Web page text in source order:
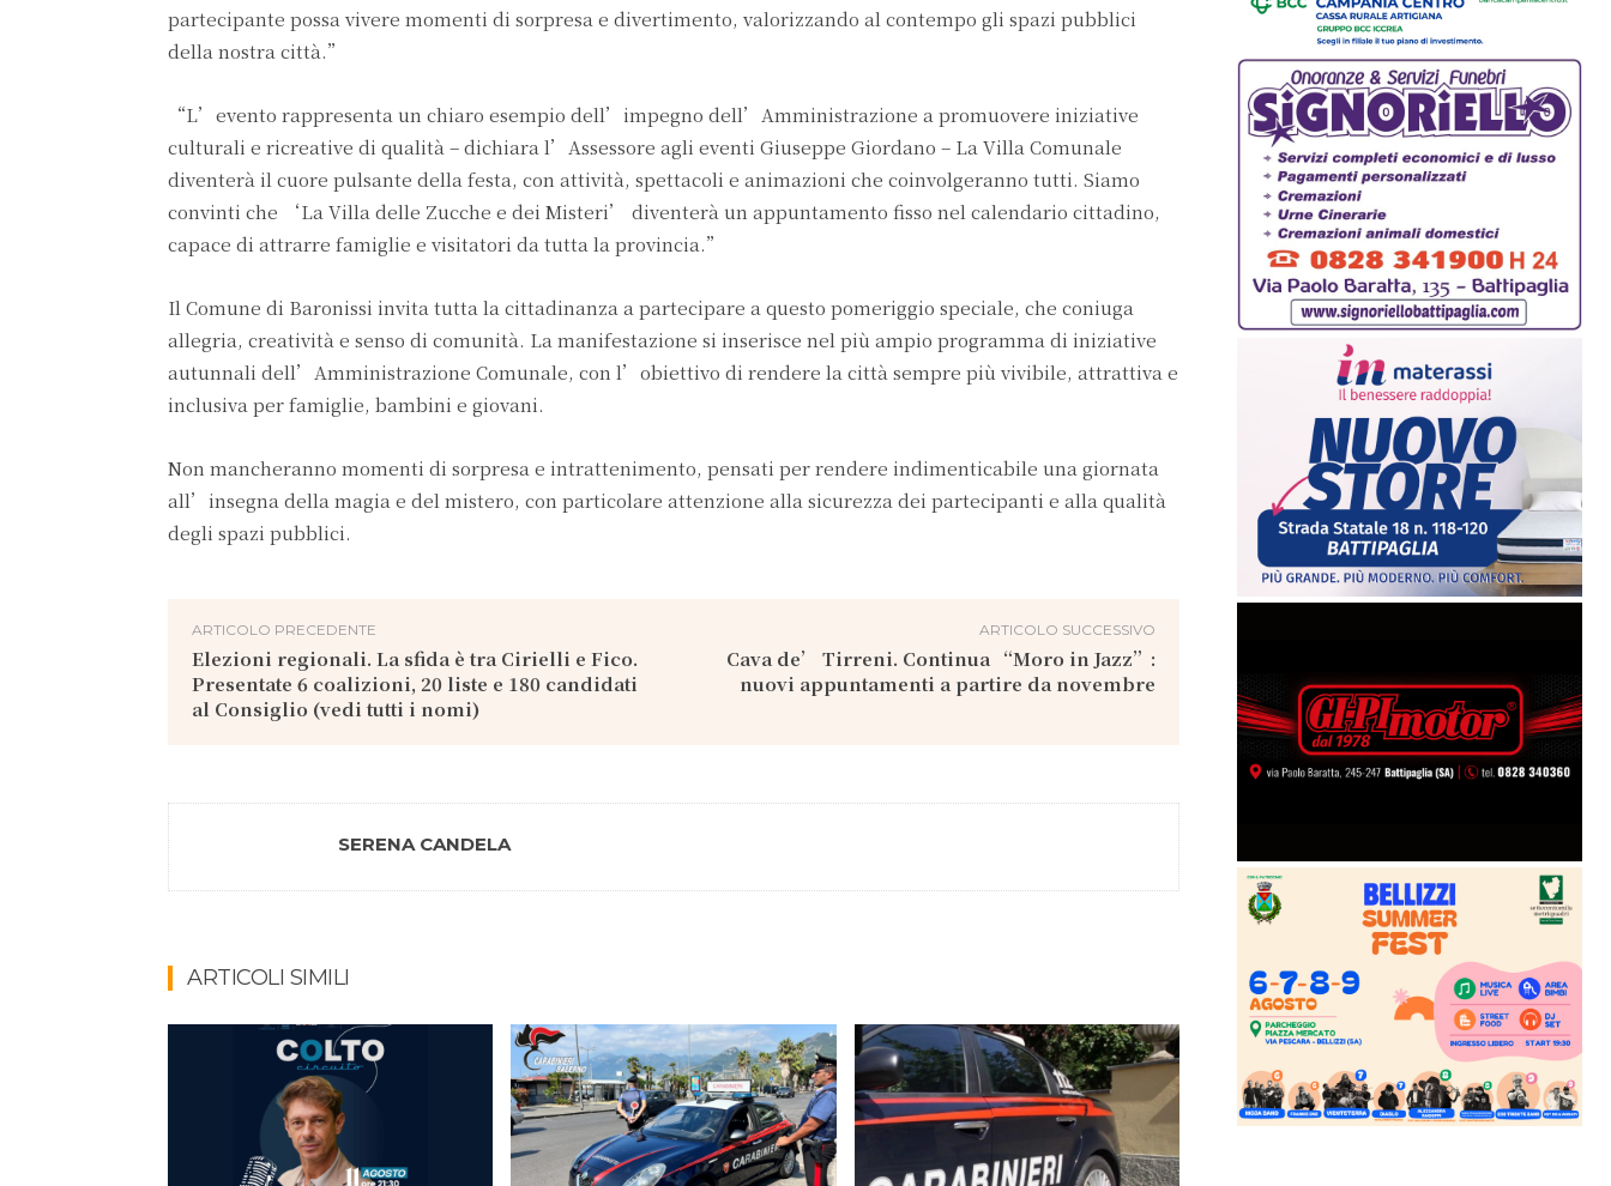
partecipante possa vivere momenti di sorpresa e divertimento, valorizzando al contempo gli spazi pubblici
della nostra città.”
“L’evento rappresenta un chiaro esempio dell’impegno dell’Amministrazione a promuovere iniziative
culturali e ricreative di qualità – dichiara l’Assessore agli eventi Giuseppe Giordano – La Villa Comunale
diventerà il cuore pulsante della festa, con attività, spettacoli e animazioni che coinvolgeranno tutti. Siamo
convinti che ‘La Villa delle Zucche e dei Misteri’ diventerà un appuntamento fisso nel calendario cittadino,
capace di attrarre famiglie e visitatori da tutta la provincia.”
Il Comune di Baronissi invita tutta la cittadinanza a partecipare a questo pomeriggio speciale, che coniuga
allegria, creatività e senso di comunità. La manifestazione si inserisce nel più ampio programma di iniziative
autunnali dell’Amministrazione Comunale, con l’obiettivo di rendere la città sempre più vivibile, attrattiva e
inclusiva per famiglie, bambini e giovani.
Non mancheranno momenti di sorpresa e intrattenimento, pensati per rendere indimenticabile una giornata
all’insegna della magia e del mistero, con particolare attenzione alla sicurezza dei partecipanti e alla qualità
degli spazi pubblici.
ARTICOLO PRECEDENTE
Elezioni regionali. La sfida è tra Cirielli e Fico.
Presentate 6 coalizioni, 20 liste e 180 candidati
al Consiglio (vedi tutti i nomi)
ARTICOLO SUCCESSIVO
Cava de’ Tirreni. Continua “Moro in Jazz”:
nuovi appuntamenti a partire da novembre
SERENA CANDELA
ARTICOLI SIMILI